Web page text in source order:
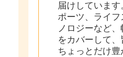
届けしていま
ポーツ、ライフ
ノロジーなど
をカバーして
ちょっとだけ